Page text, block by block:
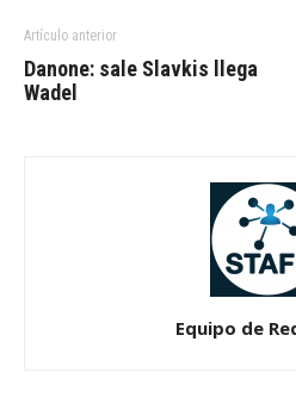
Artículo anterior
Danone: sale Slavkis llega
Wadel
Equipo de